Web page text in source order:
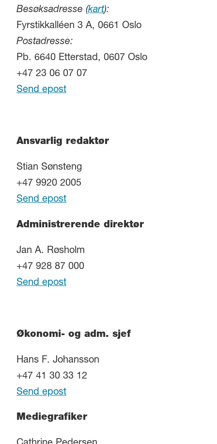
Besøksadresse (kart):
Fyrstikkalléen 3 A, 0661 Oslo
Postadresse:
Pb. 6640 Etterstad, 0607 Oslo
+47 23 06 07 07
Send epost
Ansvarlig redaktør
Stian Sønsteng
+47 9920 2005
Send epost
Administrerende direktør
Jan A. Røsholm
+47 928 87 000
Send epost
Økonomi- og adm. sjef
Hans F. Johansson
+47 41 30 33 12
Send epost
Mediegrafiker